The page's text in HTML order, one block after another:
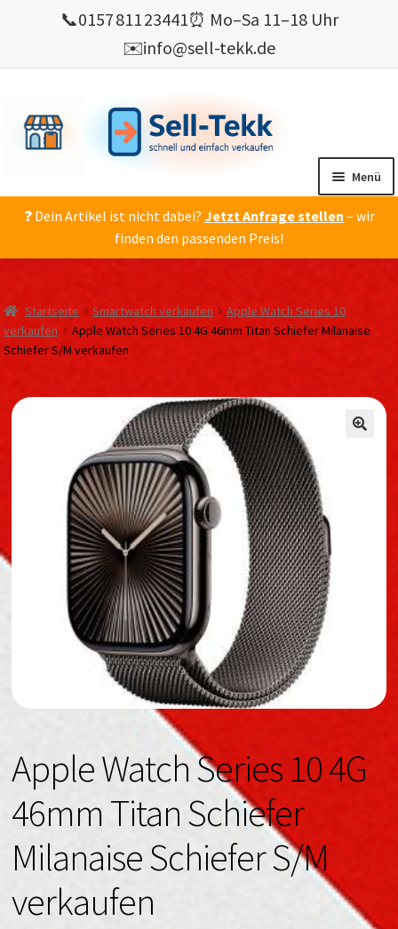
📞0157 811 23441⏰ Mo–Sa 11–18 Uhr
✉️info@sell-tekk.de
springen
springen
Menü
Mein Konto
Gebrauchte Elektronik verkaufen
💰 Bonusprogramm
❓ Dein Artikel ist nicht dabei? Jetzt Anfrage stellen – wir
finden den passenden Preis!
Startseite Smartwatch verkaufen
Apple Watch Series 10
verkaufen
Apple Watch Series 10 4G 46mm Titan Schiefer Milanaise
Schiefer S/M verkaufen
Apple Watch Series 10 4G
46mm Titan Schiefer
Milanaise Schiefer S/M
verkaufen